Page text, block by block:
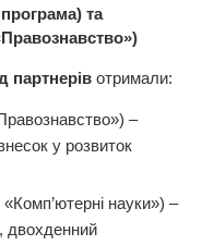
та
партнерів отримали:
–
у розвиток
науки») –
двохденний